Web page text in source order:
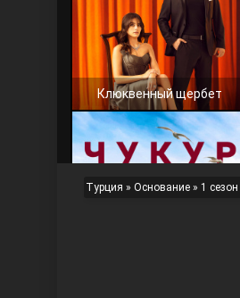
Клюквенный щербет
Турция » Основание » 1 сезон